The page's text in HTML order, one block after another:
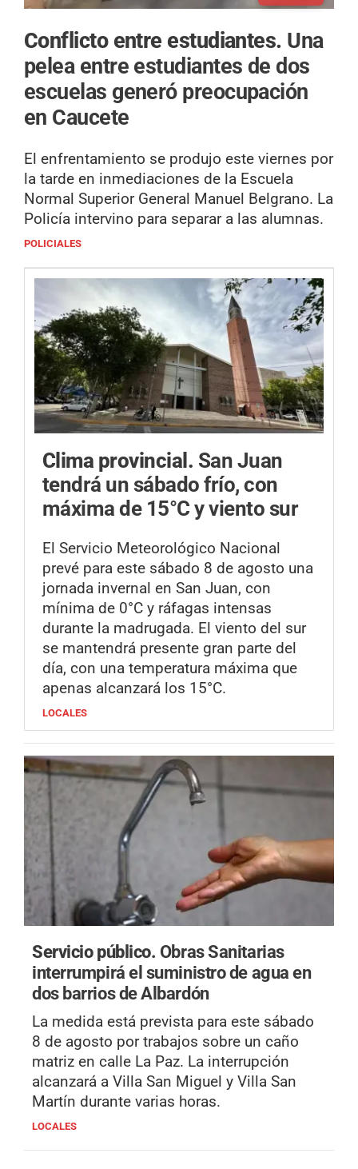
Conflicto entre estudiantes. Una
pelea entre estudiantes de dos
escuelas generó preocupación
en Caucete
El enfrentamiento se produjo este viernes por
la tarde en inmediaciones de la Escuela
Normal Superior General Manuel Belgrano. La
Policía intervino para separar a las alumnas.
POLICIALES
Clima provincial. San Juan
tendrá un sábado frío, con
máxima de 15°C y viento sur
El Servicio Meteorológico Nacional
prevé para este sábado 8 de agosto una
jornada invernal en San Juan, con
mínima de 0°C y ráfagas intensas
durante la madrugada. El viento del sur
se mantendrá presente gran parte del
día, con una temperatura máxima que
apenas alcanzará los 15°C.
LOCALES
Servicio público. Obras Sanitarias
interrumpirá el suministro de agua en
dos barrios de Albardón
La medida está prevista para este sábado
8 de agosto por trabajos sobre un caño
matriz en calle La Paz. La interrupción
alcanzará a Villa San Miguel y Villa San
Martín durante varias horas.
LOCALES